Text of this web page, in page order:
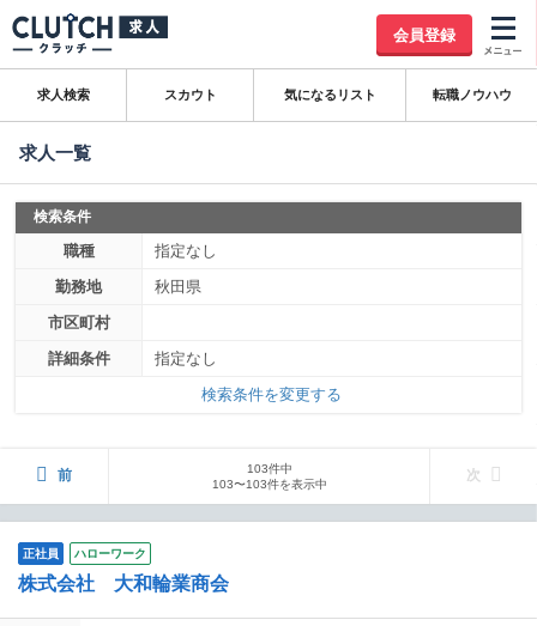
会員登録
求人検索 スカウト 気になるリスト 転職ノウハウ
求人一覧
検索条件
職種
指定なし
勤務地
秋田県
市区町村
詳細条件
指定なし
検索条件を変更する
前
103件中
103〜103件を表示中
次
正社員 ハローワーク
株式会社 大和輪業商会